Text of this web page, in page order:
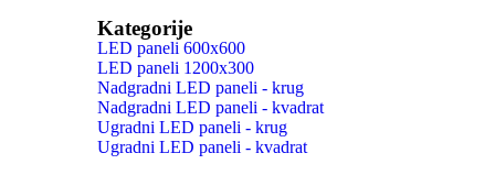
Kategorije
LED paneli 600x600
LED paneli 1200x300
Nadgradni LED paneli - krug
Nadgradni LED paneli - kvadrat
Ugradni LED paneli - krug
Ugradni LED paneli - kvadrat